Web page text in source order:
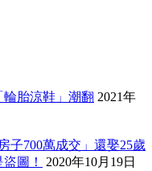
胎涼鞋」潮翻 2021年
700萬成交」還娶25歲
圖！
2020年10月19日